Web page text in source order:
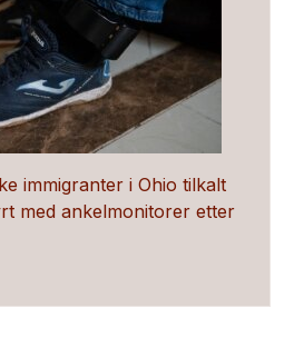
immigranter i Ohio tilkalt
med ankelmonitorer etter